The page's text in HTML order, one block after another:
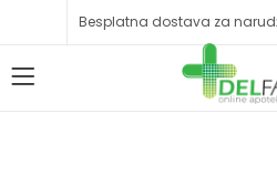
Besplatna dostava za